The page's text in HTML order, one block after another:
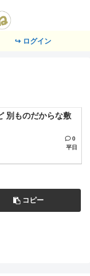
↪ ログイン
別ものだからな敷
0
平日
コピー